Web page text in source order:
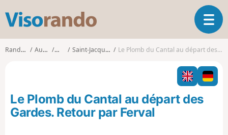
s
o
o
O
u
v
i
r
l
Randonnées Auvergne CantalSaint-Jacques-des-Blats Le Plomb du Cantal au départ des Gardes. Retour par Ferval
Le Plomb du Cantal au départ des
Gardes. Retour par Ferval